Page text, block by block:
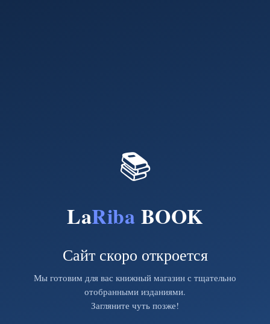
📚
LaRiba BOOK
Сайт скоро откроется
Мы готовим для вас книжный магазин с тщательно
отобранными изданиями.
Загляните чуть позже!